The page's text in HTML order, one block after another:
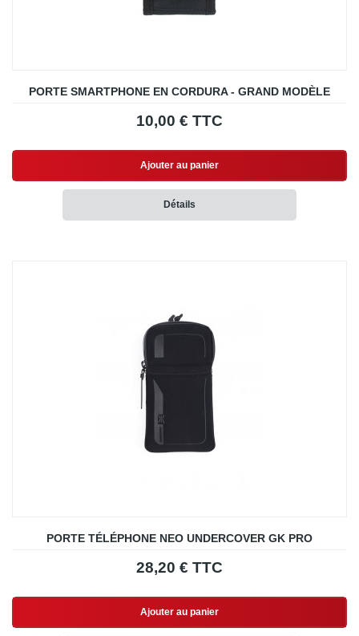
PORTE SMARTPHONE EN CORDURA - GRAND MODÈLE
10,00 € TTC
Ajouter au panier
Détails
PORTE TÉLÉPHONE NEO UNDERCOVER GK PRO
28,20 € TTC
Ajouter au panier